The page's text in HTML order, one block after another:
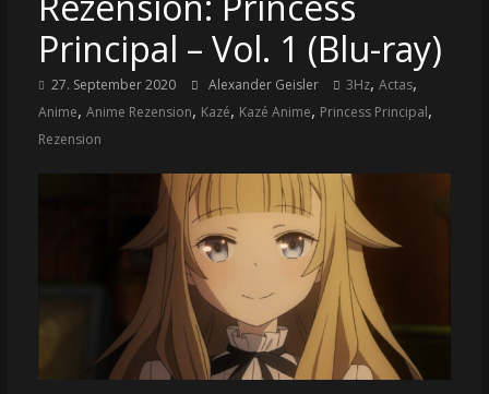
Principal – Vol. 1 (Blu-ray)
27. September 2020 Alexander Geisler 3Hz, Actas,
Anime, Anime Rezension, Kazé, Kazé Anime, Princess Principal,
Rezension